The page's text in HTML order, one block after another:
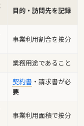
目的・訪問先を記録
事業利用割合を按分
業務用途であること
契約書 ・請求書が必
要
事業利用面積で按分